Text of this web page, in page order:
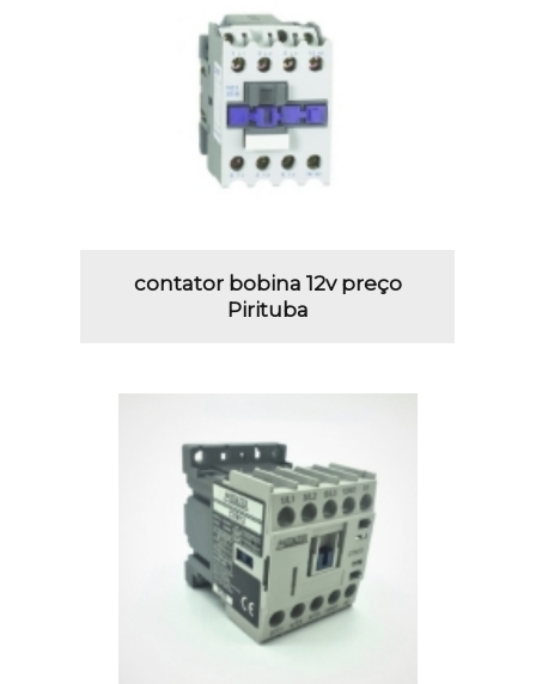
contator bobina 12v preço
Pirituba